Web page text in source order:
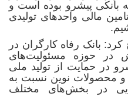
بانکی پیشرو بوده است و
مالی واحدهای تولیدی
کرد: بانک رفاه کارگران در
در حوزه مسئولیت‌های
در حمایت از تولید ملی
و محصولات نوین نسبت به
در بخش‌های مختلف